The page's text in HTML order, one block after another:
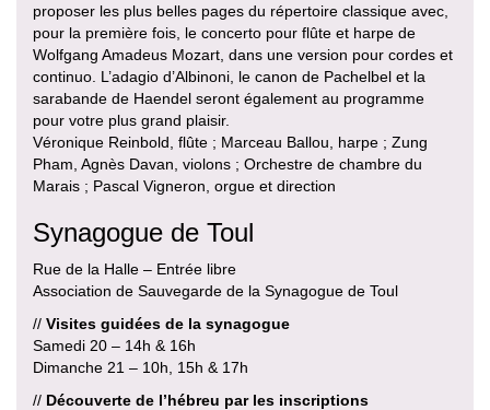
proposer les plus belles pages du répertoire classique avec,
pour la première fois, le concerto pour flûte et harpe de
Wolfgang Amadeus Mozart, dans une version pour cordes et
continuo. L’adagio d’Albinoni, le canon de Pachelbel et la
sarabande de Haendel seront également au programme
pour votre plus grand plaisir.
Véronique Reinbold, flûte ; Marceau Ballou, harpe ; Zung
Pham, Agnès Davan, violons ; Orchestre de chambre du
Marais ; Pascal Vigneron, orgue et direction
Synagogue de Toul
Rue de la Halle – Entrée libre
Association de Sauvegarde de la Synagogue de Toul
// Visites guidées de la synagogue
Samedi 20 – 14h & 16h
Dimanche 21 – 10h, 15h & 17h
// Découverte de l’hébreu par les inscriptions